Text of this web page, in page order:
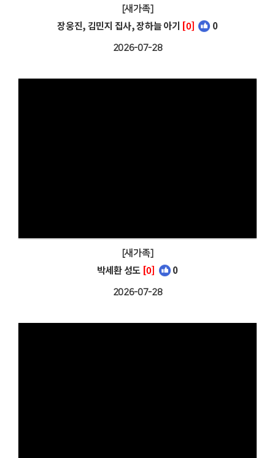
[새가족]
장웅진, 김민지 집사, 장하늘 아기 [0] 0
2026-07-28
[새가족]
박세환 성도 [0] 0
2026-07-28